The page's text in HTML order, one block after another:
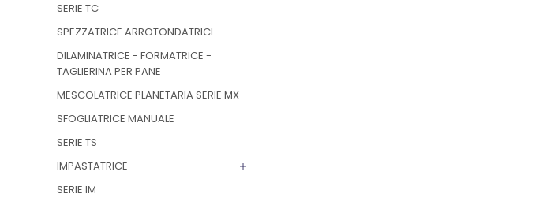
SERIE TC
SPEZZATRICE ARROTONDATRICI
DILAMINATRICE - FORMATRICE -
TAGLIERINA PER PANE
MESCOLATRICE PLANETARIA SERIE MX
SFOGLIATRICE MANUALE
SERIE TS
IMPASTATRICE
SERIE IM